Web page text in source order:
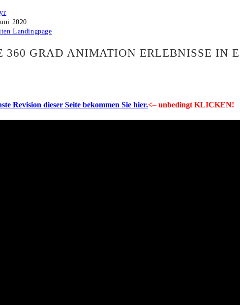
2020
Landingpage
360 GRAD ANIMATION ERLEBNISSE IN
Revision dieser Seite bekommen Sie hier.<– unbedingt KLICKEN!